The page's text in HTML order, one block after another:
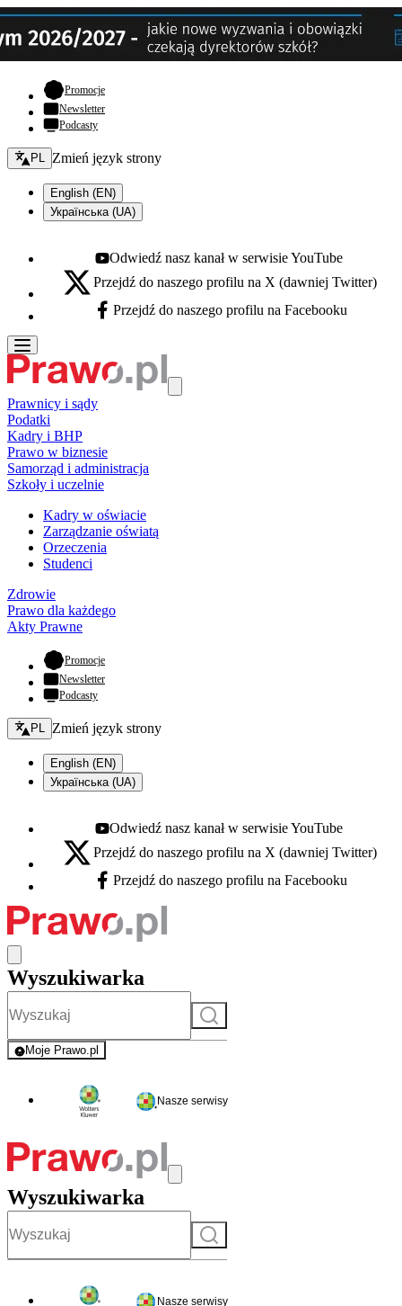
Promocje- otwiera się w nowej karcie
Newsletter
Podcasty
Zmień język - bieżący:
PL Zmień język strony
English (EN)
Українська (UA)
Youtube - otwiera się w nowej karcie
Odwiedź nasz kanał w serwisie YouTube
X - otwiera się w nowej karcie
Przejdź do naszego profilu na X (dawniej Twitter)
Facebook - otwiera się w nowej karcie
Przejdź do naszego profilu na Facebooku
Prawnicy i sądy
Podatki
Kadry i BHP
Prawo w biznesie
Samorząd i administracja
Szkoły i uczelnie
Kadry w oświacie
Zarządzanie oświatą
Orzeczenia
Studenci
Zdrowie
Prawo dla każdego
Akty Prawne
Promocje- otwiera się w nowej karcie
Newsletter
Podcasty
Zmień język - bieżący:
PL Zmień język strony
English (EN)
Українська (UA)
Youtube - otwiera się w nowej karcie
Odwiedź nasz kanał w serwisie YouTube
X - otwiera się w nowej karcie
Przejdź do naszego profilu na X (dawniej Twitter)
Facebook - otwiera się w nowej karcie
Przejdź do naszego profilu na Facebooku
Wyszukiwarka
Szukaj
Moje Prawo.pl
- rejestracja i logowanie do serwisu
Nasze serwisy
Wyszukiwarka
Szukaj
Nasze serwisy